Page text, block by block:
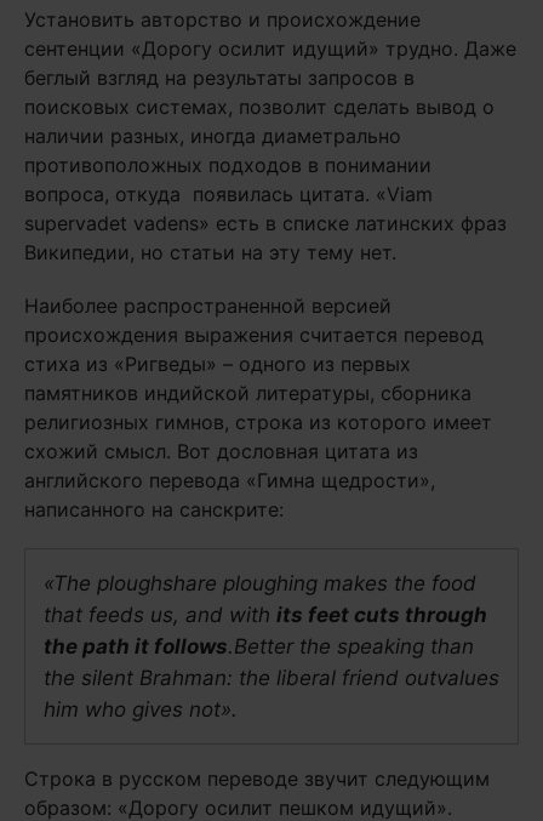
Установить авторство и происхождение
сентенции «Дорогу осилит идущий» трудно. Даже
беглый взгляд на результаты запросов в
поисковых системах, позволит сделать вывод о
наличии разных, иногда диаметрально
противоположных подходов в понимании
вопроса, откуда появилась цитата. «Viam
supervadet vadens» есть в списке латинских фраз
Википедии, но статьи на эту тему нет.
Наиболее распространенной версией
происхождения выражения считается перевод
стиха из «Ригведы» – одного из первых
памятников индийской литературы, сборника
религиозных гимнов, строка из которого имеет
схожий смысл. Вот дословная цитата из
английского перевода «Гимна щедрости»,
написанного на санскрите:
«The ploughshare ploughing makes the food
that feeds us, and with its feet cuts through
the path it follows.Better the speaking than
the silent Brahman: the liberal friend outvalues
him who gives not».
Строка в русском переводе звучит следующим
образом: «Дорогу осилит пешком идущий».